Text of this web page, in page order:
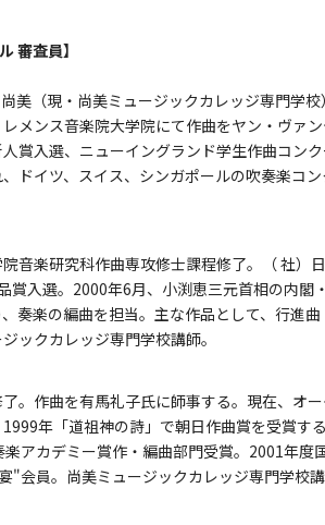
審査員】
美（現・尚美ミュージックカレッジ専門学
メンス音楽院大学院にて作曲をヤン・ヴァ
賞入選、ニューイングランド学生作曲コン
ドイツ、スイス、シンガポールの吹奏楽コ
音楽研究科作曲専攻修士課程修了。（ 社
賞入選。2000年6月、小渕恵三元首相の内閣
奏楽の編曲を担当。主な作品として、行進
ックカレッジ専門学校講師。
。作曲を有馬礼子氏に師事する。現在、オ
年「道祖神の詩」で朝日作曲賞を受賞
アカデミー賞作・編曲部門受賞。2001年
会員。尚美ミュージックカレッジ専門学校講